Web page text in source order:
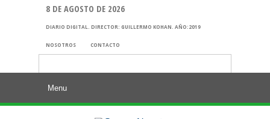
8 DE AGOSTO DE 2026
DIARIO DIGITAL. DIRECTOR: GUILLERMO KOHAN. AÑO:2019
NOSOTROS CONTACTO